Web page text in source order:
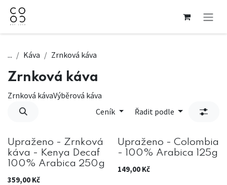
Přejít na obsah
... Káva Zrnková káva
Zrnková káva
Zrnková kávaVýběrová káva
Ceník
Řadit podle
Upraženo - Zrnková
káva - Kenya Decaf
100% Arabica 250g
359,00 Kč
Upraženo - Colombia
- 100% Arabica 125g
149,00Kč